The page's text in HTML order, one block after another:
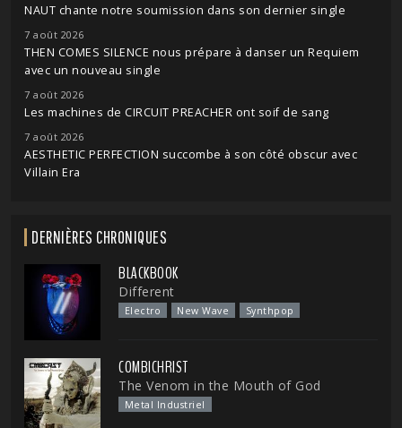
NAUT chante notre soumission dans son dernier single
7 août 2026
THEN COMES SILENCE nous prépare à danser un Requiem
avec un nouveau single
7 août 2026
Les machines de CIRCUIT PREACHER ont soif de sang
7 août 2026
AESTHETIC PERFECTION succombe à son côté obscur avec
Villain Era
DERNIÈRES CHRONIQUES
BLACKBOOK
Different
Electro New Wave Synthpop
COMBICHRIST
The Venom in the Mouth of God
Metal Industriel